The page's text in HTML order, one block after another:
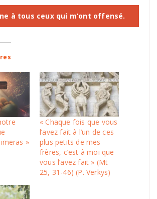
à tous ceux qui m’ont offensé.
»
« Chaque fois que vous
l’avez fait à l’un de ces
plus petits de mes
frères, c’est à moi que
vous l’avez fait » (Mt
25, 31-46) (P. Verkys)